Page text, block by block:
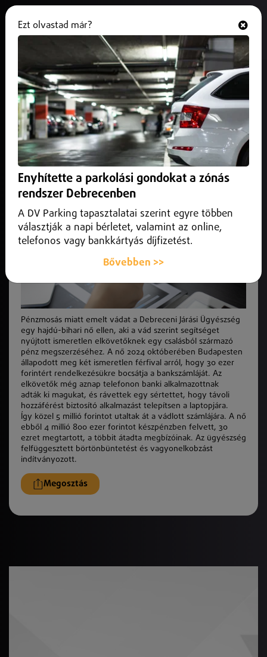
Pénzmosás miatt emeltek vádat
egy hajdú-bihari nő ellen
2026. július 02.Debrecen
Az ügyészség felfüggesztett börtönbüntetést és
Pénzmosás miatt emelt vádat a Debreceni Járási Ügyészség
egy hajdú-bihari nő ellen, aki a vád szerint segítséget
nyújtott ismeretlen elkövetőknek egy csalásból származó
pénz megszerzéséhez. A nő 2024 októberében Budapesten
állapodott meg két ismeretlen férfival arról, hogy 30 ezer
forintért rendelkezésükre bocsátja a bankszámláját. Az
elkövető k még aznap telefonon banki alkalmazottnak
adták ki magukat, és rávettek egy sértettet, hogy távoli
hozzáférést biztosító alkalmazást telepítsen a laptopjára.
Így közel 5 millió forintot utaltak át a vádlott számlájára. A nő
ebből 4 millió 800 ezer forintot készpénzben felvett, 30
ezret megtartott, a többit átadta megbízóinak. Az ügyészség
felfüggesztett börtönbüntetést és vagyonelkobzást
indítványozott.
Megosztás
Ezt olvastad már?
Enyhítette a parkolási gondokat a zónás
rendszer Debrecenben
A DV Parking tapasztalatai szerint egyre többen
választják a napi bérletet, valamint az online,
telefonos vagy bankkártyás díjfizetést.
Bővebben >>